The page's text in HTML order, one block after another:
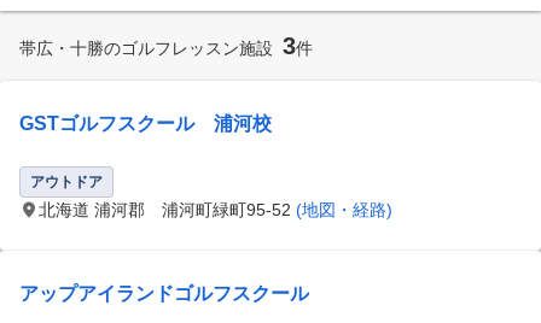
帯広・十勝のゴルフレッスン施設 3件
GSTゴルフスクール 浦河校
アウトドア
北海道 浦河郡 浦河町緑町95-52 (地図・経路)
アップアイランドゴルフスクール